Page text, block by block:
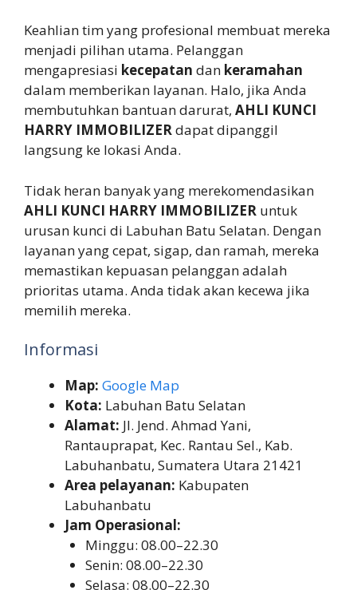
Keahlian tim yang profesional membuat mereka
menjadi pilihan utama. Pelanggan
mengapresiasi kecepatan dan keramahan
dalam memberikan layanan. Halo, jika Anda
membutuhkan bantuan darurat, AHLI KUNCI
HARRY IMMOBILIZERdapat dipanggil
langsung ke lokasi Anda.
Tidak heran banyak yang merekomendasikan
AHLI KUNCI HARRY IMMOBILIZER untuk
urusan kunci di Labuhan Batu Selatan. Dengan
layanan yang cepat, sigap, dan ramah, mereka
memastikan kepuasan pelanggan adalah
prioritas utama. Anda tidak akan kecewa jika
memilih mereka.
Informasi
Map: Google Map
Kota: Labuhan Batu Selatan
Alamat: Jl. Jend. Ahmad Yani,
Rantauprapat, Kec. Rantau Sel., Kab.
Labuhanbatu, Sumatera Utara 21421
Area pelayanan: Kabupaten
Labuhanbatu
Jam Operasional:
Minggu: 08.00–22.30
Senin: 08.00–22.30
Selasa: 08.00–22.30